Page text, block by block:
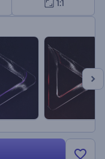
canais, aberturas
envolva seu público
1:1